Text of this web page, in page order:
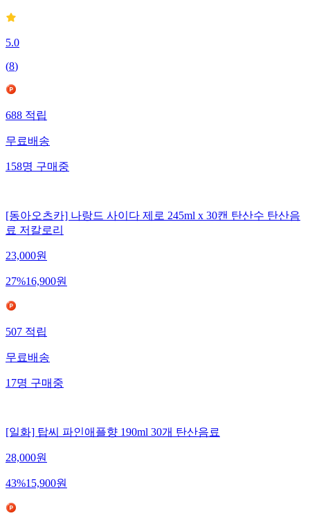
5.0
(8)
688 적립
무료배송
158명 구매중
[동아오츠카] 나랑드 사이다 제로 245ml x 30캔 탄산수 탄산음
료 저칼로리
23,000원
27%16,900원
507 적립
무료배송
17명 구매중
[일화] 탑씨 파인애플향 190ml 30개 탄산음료
28,000원
43%15,900원